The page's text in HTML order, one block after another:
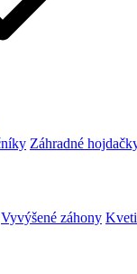
Záhradné
Vyvýšené záhony